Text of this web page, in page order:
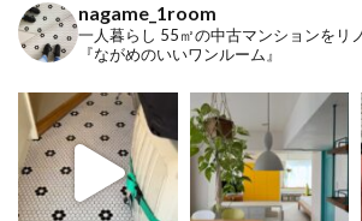
nagame_1room
一人暮らし 55㎡の中古マンションをリ
『ながめのいいワンルーム』